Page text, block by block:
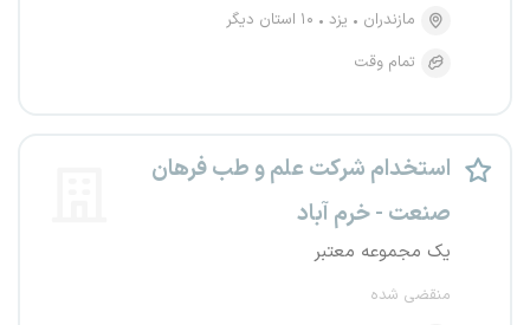
مازندران
یزد
۱۰ استان دیگر
تمام وقت
استخدام شرکت علم و طب فرهان
صنعت - خرم آباد
یک مجموعه معتبر
منقضی شده